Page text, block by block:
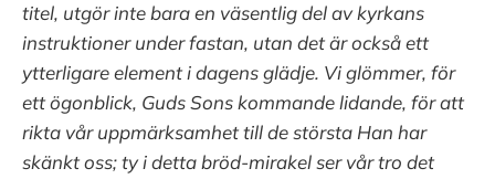
titel, utgör inte bara en väsentlig del av kyrkans
instruktioner under fastan, utan det är också ett
ytterligare element i dagens glädje. Vi glömmer, för
ett ögonblick, Guds Sons kommande lidande, för att
rikta vår uppmärksamhet till de största Han har
skänkt oss; ty i detta bröd-mirakel ser vår tro det